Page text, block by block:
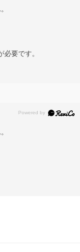
必要です。